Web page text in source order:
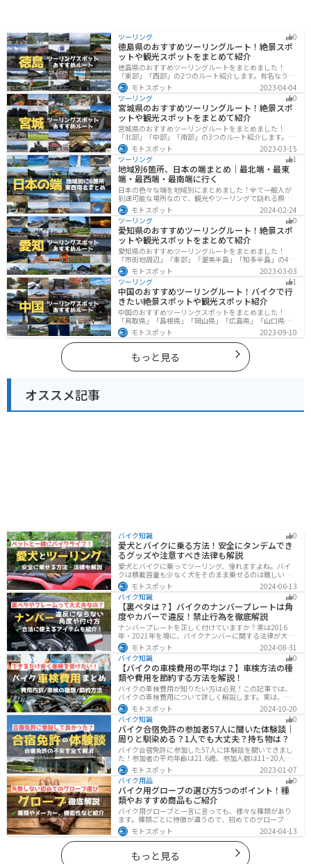
ツーリング 0
徳島県のおすすめツーリングルート！絶景スポ
ットや観光スポットをまとめて紹介
徳島県のおすすめツーリングルートをまとめました！
「東部」「西部」の2つのルート紹介します。有名なうず
しおや山を中心とした自然豊かなスポットが多数ありま
す。バイクで徳島県にツーリングに行く際は参考にして
ください。
モトスポット
2023-04-04
ツーリング
0
宮城県のおすすめツーリングルート！絶景スポ
ットや観光スポットをまとめて紹介
宮城県のおすすめツーリングルートをまとめました！
「北部」「中部」「南部」の3つのルート紹介します。キ
ツネ村や広大な山や滝、湖などを歴史や自然を満喫する
ツーリングができます。バイクで宮城県にツーリングに
行く際は参考にしてください。
モトスポット
2023-03-15
ツーリング
1
地域別6箇所、日本の端まとめ｜最北端・最東
端・最西端・最南端に行く
日本の色々な端を地域別にまとめました！全て一般人が
到達可能な場所なので、観光やツーリングで訪れる際の
参考にしてください。
モトスポット
2024-02-24
ツーリング
0
愛知県のおすすめツーリングルート！絶景スポ
ットや観光スポットをまとめて紹介
愛知県のおすすめツーリングルートをまとめました！
「市街地周辺」「東部」「渥美半島」「知多半島」の4つ
のルート紹介します。名古屋周辺の栄えたスポットから
山、海、美術館なども多数あり、自然・歴史・文化を満
喫するツーリングができます。バイクで愛知県にツーリ
ングに行く際は参考にしてください。
モトスポット
2023-03-03
ツーリング
1
中国のおすすめツーリングルート！バイクで行
きたい絶景スポットや観光スポット紹介
中国のおすすめツーリングスポットをまとめました！
「鳥取県」「島根県」「岡山県」「広島県」「山口県」
の各県の観光地紹介します。自然豊かな山々や湖、温泉
地が点在し、四季折々の景色を楽しめるスポットが多数
あります。バイクで中国にツーリングに行く際は参考に
してください。
モトスポット 2023-09-10
もっと見る
オススメ記事
バイク知識 0
愛犬とバイクに乗る方法！安全にタンデムでき
るグッズや注意すべき法律も解説
愛犬とバイクに乗ってツーリング、憧れますよね。バイ
クは積載容量も少なく犬をそのまま乗せるのは難しいで
すが、専用アイテムを使えば実現できます。この記事で
は、安全に楽しむために必要な知識やグッズをまとめま
した。しっかりと準備して愛犬とバイクライフを満喫し
ましょう！
モトスポット
2024-06-13
バイク知識
0
【裏ペタは？】バイクのナンバープレートは角
度やカバーで違反！禁止行為を徹底解説
ナンバープレートを正しく付けていますか？実は2016
年・2021年を境に、バイクナンバーに関する法律が大き
く変わっています！角度やカバー、ステーなど昔は大丈
夫でも今は違法になるケースが発生します。正しく理解
して、今一度見直してみましょう。合法で使えるアイテ
ムも紹介します。
モトスポット
2024-08-31
バイク知識
0
【バイクの車検費用の平均は？】車検方法の種
類や費用を節約する方法を解説！
バイクの車検費用が知りたい方は必見！この記事では、
バイクの車検費用について詳しく解説します。実は、バ
イクの車検費用は一般的に20,000～70,000円程度です。
記事を読めば車検費用に関する知識が深まり、費用対効
果が高い車検の計画が可能です。
モトスポット
2024-10-20
バイク知識
0
バイク合宿免許の参加者57人に聞いた体験談｜
周りと馴染める？1人でも大丈夫？持ち物は？
バイク合宿免許に参加した57人に体験談を聞いてきまし
た！参加者の平均年齢は21.6歳、参加人数は11~20人な
ど統計情報や人間関係はどうだったのか、持っていくべ
きものなど参加する前に知っておきたい情報をまとめま
した。
モトスポット
2023-01-07
バイク用品
0
バイク用グローブの選び方5つのポイント！種
類やおすすめ商品もご紹介
バイク用グローブと一言に言っても、様々な種類があり
ます。種類ごとに特徴が違うので、初めてのグローブ選
びで失敗しないように、しっかりと理解して選ぶように
しましょう。この記事では、特徴やメリットデメリッ
ト、有名メーカーなど初心者が知っておくべきことをま
とめました。
モトスポット 2024-04-13
もっと見る